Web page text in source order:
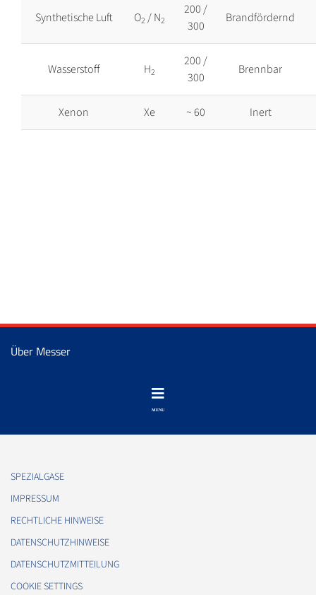
Synthetische Luft O2 / N2
200 /
300
Brandfördernd
Wasserstoff H2
200 /
300
Brennbar
Xenon Xe ~ 60 Inert
Über Messer
SPEZIALGASE
IMPRESSUM
RECHTLICHE HINWEISE
DATENSCHUTZHINWEISE
DATENSCHUTZMITTEILUNG
COOKIE SETTINGS